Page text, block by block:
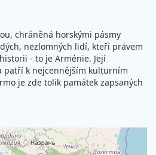
chráněná horskými pásmy
nezlomných lidí, kteří právem
- to je Arménie. Její
patří k nejcennějším kulturním
je zde tolik památek zapsaných